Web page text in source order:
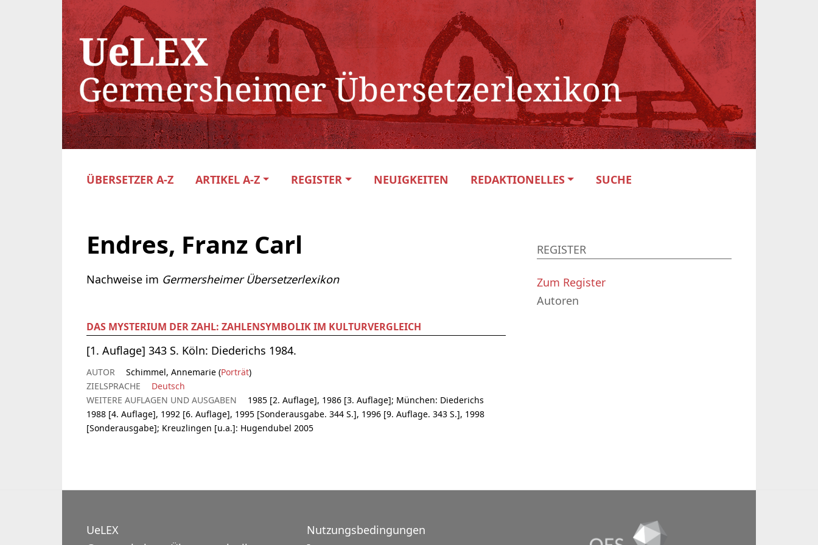
ÜBERSETZER A-Z ARTIKEL A-Z REGISTER NEUIGKEITEN REDAKTIONELLES SUCHE
Endres, Franz Carl
Nachweise im Germersheimer Übersetzerlexikon
DAS MYSTERIUM DER ZAHL: ZAHLENSYMBOLIK IM KULTURVERGLEICH
[1. Auflage] 343 S. Köln: Diederichs 1984.
AUTOR Schimmel, Annemarie (Porträt)
ZIELSPRACHE
Deutsch
WEITERE AUFLAGEN UND AUSGABEN
1985 [2. Auflage], 1986 [3. Auflage]; München: Diederichs
1988 [4. Auflage], 1992 [6. Auflage], 1995 [Sonderausgabe. 344 S.], 1996 [9. Auflage. 343 S.], 1998
[Sonderausgabe]; Kreuzlingen [u.a.]: Hugendubel 2005
REGISTER
Zum Register
Autoren
UeLEX
Nutzungsbedingungen